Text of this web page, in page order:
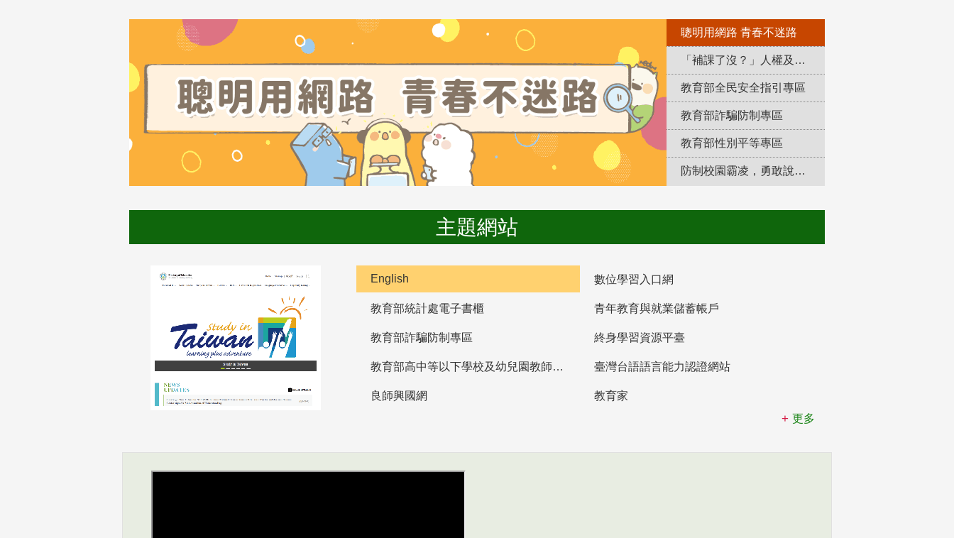
聰明用網路 青春不迷路
「補課了沒？」人權及轉型正義教育專區
教育部全民安全指引專區
教育部詐騙防制專區
教育部性別平等專區
防制校園霸凌，勇敢說出來！
主題網站
English 數位學習入口網
教育部統計處電子書櫃 青年教育與就業儲蓄帳戶
教育部詐騙防制專區 終身學習資源平臺
教育部高中等以下學校及幼兒園教師資格檢定考試 臺灣台語語言能力認證網站
良師興國網
教育家
更多